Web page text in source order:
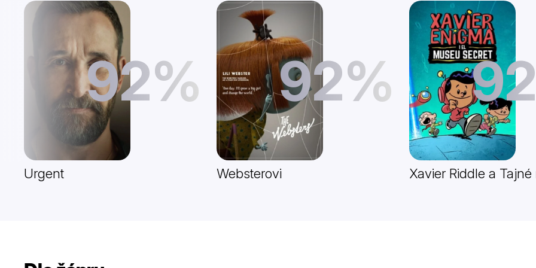
92%
Urgent
92%
Websterovi Xavier Riddle a